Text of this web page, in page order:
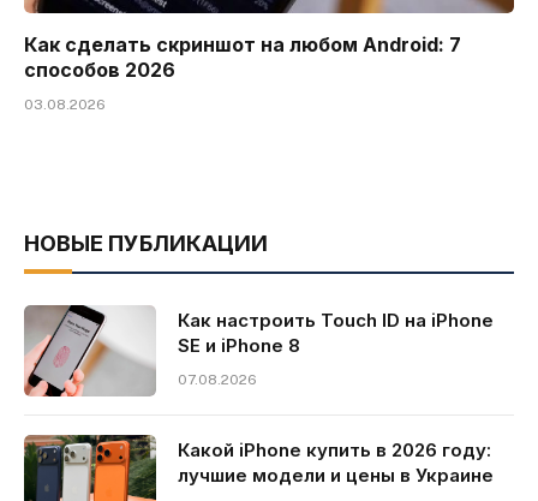
Как сделать скриншот на любом Android: 7
способов 2026
03.08.2026
НОВЫЕ ПУБЛИКАЦИИ
Как настроить Touch ID на iPhone
SE и iPhone 8
07.08.2026
Какой iPhone купить в 2026 году:
лучшие модели и цены в Украине